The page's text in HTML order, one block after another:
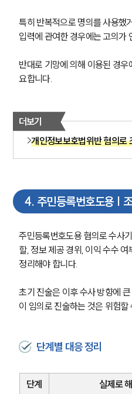
그
그
글로벌 파
통
AI
특히 반복적으로 명의를 사용했
입력에 관여한 경우에는 고의가
반대로 기망에 의해 이용된 경
요합니다.
더보기
개인정보보호법위반 혐의로
4. 주민등록번호도용 |
주민등록번호도용 혐의로 수사
할, 정보 제공 경위, 이익 수수
정리해야 합니다.
초기 진술은 이후 수사 방향에
이 임의로 진술하는 것은 위험할
단계별 대응 정리
단계 실제로